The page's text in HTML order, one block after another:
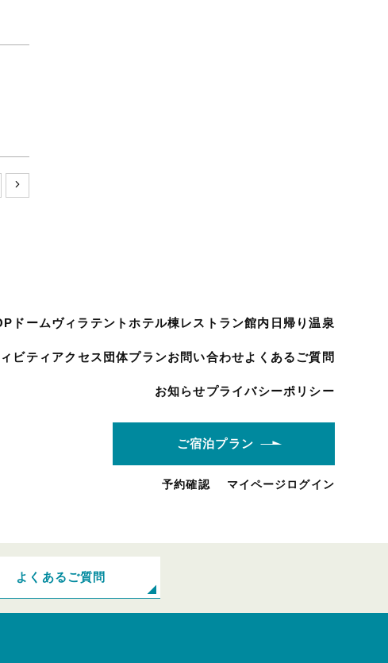
ドームヴィラ テントホテル棟レストラン館内 日帰り温泉
ビティ アクセス 団体プランお問い合わせよくあるご質問
お知らせプライバシーポリシー
ご宿泊プラン
予約確認 マイページログイン
よくあるご質問